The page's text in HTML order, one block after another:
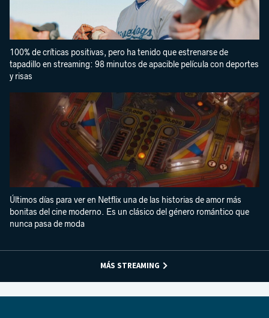
100% de críticas positivas, pero ha tenido que estrenarse de
tapadillo en streaming: 98 minutos de apacible película con deportes
y risas
Últimos días para ver en Netflix una de las historias de amor más
bonitas del cine moderno. Es un clásico del género romántico que
nunca pasa de moda
MÁS STREAMING